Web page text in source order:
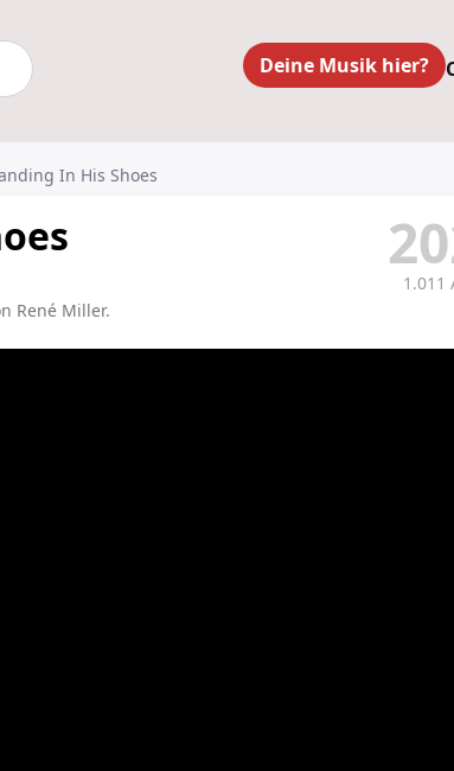
Deine Musik hier?
In His Shoes
René Miller.
1.011